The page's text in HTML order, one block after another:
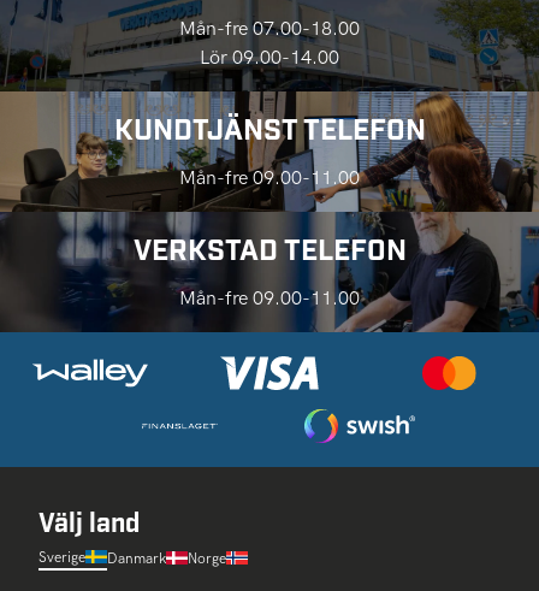
Mån-fre 07.00-18.00
Lör 09.00-14.00
KUNDTJÄNST TELEFON
Mån-fre 09.00-11.00
VERKSTAD TELEFON
Mån-fre 09.00-11.00
Välj land
Sverige Danmark Norge